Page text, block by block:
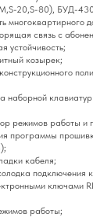
20,S-80), БУД-
многоквартирного
связь с
устойчивость;
козырек;
наборной
режимов работы и
программы
кабеля;
подключения
ключами
работы;